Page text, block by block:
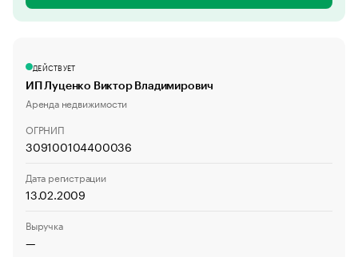
ДЕЙСТВУЕТ
ИП Луценко Виктор Владимирович
Аренда недвижимости
ОГРНИП
309100104400036
Дата регистрации
13.02.2009
Выручка
—